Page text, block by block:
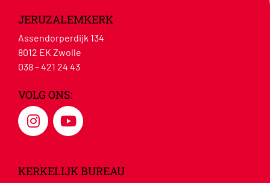
JERUZALEMKERK
Assendorperdijk 134
8012 EK Zwolle
038 – 421 24 43
VOLG ONS:
KERKELIJK BUREAU